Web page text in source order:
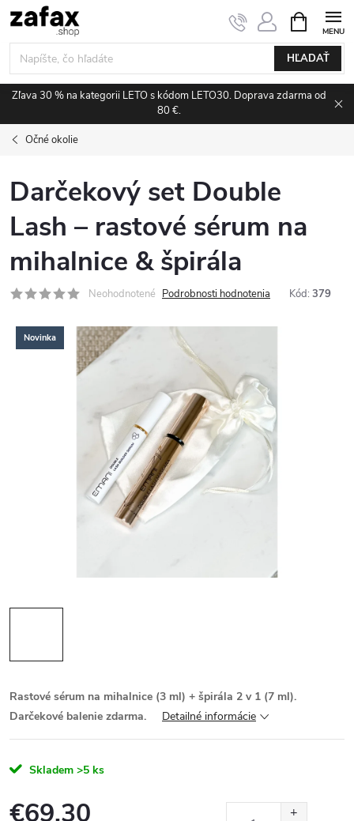
Prejsť na obsah
HĽADAŤ
Zľava 30 % na kategorii LETO s kódom LETO30. Doprava zdarma od
80 €.
Očné okolie
Darčekový set Double
Lash – rastové sérum na
mihalnice & špirála
Neohodnotené Podrobnosti hodnotenia Kód: 379
Novinka
Rastové sérum na mihalnice (3 ml) + špirála 2 v 1 (7 ml).
Darčekové balenie zdarma.
Detailné informácie
Skladem >5 ks
€69,30